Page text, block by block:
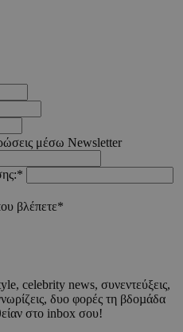
μέσω Newsletter
βλέπετε*
celebrity news, συνεντεύξεις,
δυο φορές τη βδοµάδα
στο inbox σου!